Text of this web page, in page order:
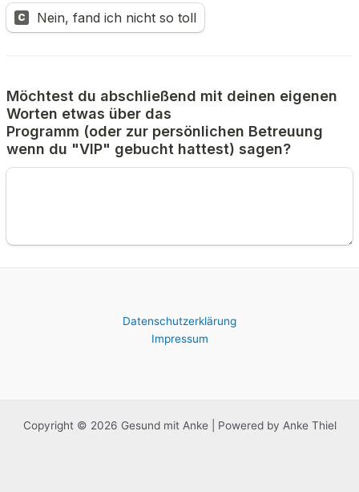
Datenschutzerklärung
Impressum
Copyright © 2026 Gesund mit Anke | Powered by Anke Thiel